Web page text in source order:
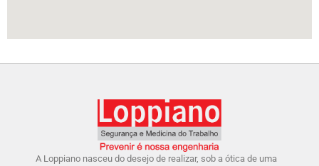
A Loppiano nasceu do desejo de realizar, sob a ótica de uma